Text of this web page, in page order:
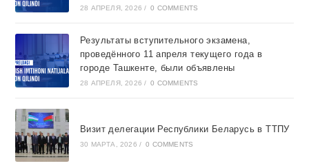
28 АПРЕЛЯ, 2026 / 0 COMMENTS
Результаты вступительного экзамена,
проведённого 11 апреля текущего года в
городе Ташкентe, были объявлены
28 АПРЕЛЯ, 2026 / 0 COMMENTS
Визит делегации Республики Беларусь в ТТПУ
30 МАРТА, 2026 / 0 COMMENTS